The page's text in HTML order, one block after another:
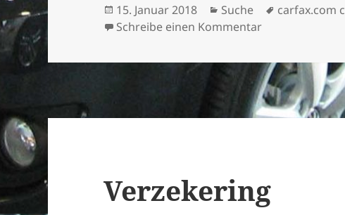
Veröffentlicht
am
15. Januar 2018 Kategorien
Suche
carfax.com
Schreibe einen Kommentarzu carfax.com
Verzekering